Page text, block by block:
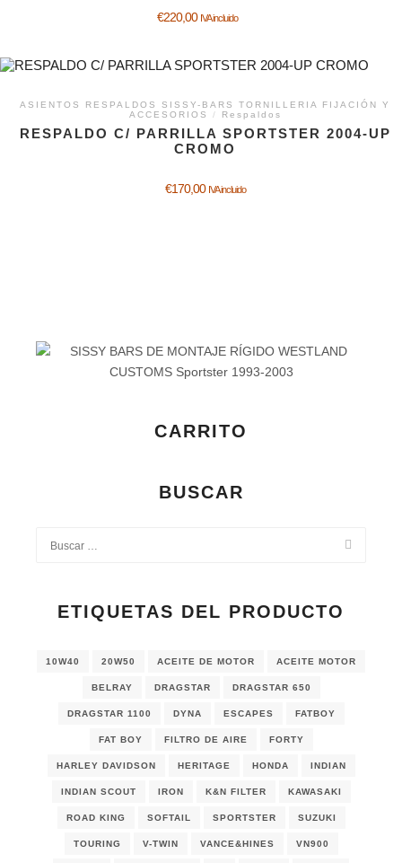
€220,00 IVA incluido
ASIENTOS RESPALDOS SISSY-BARS TORNILLERIA FIJACIÓN Y
ACCESORIOS
/ Respaldos
RESPALDO C/ PARRILLA SPORTSTER 2004-UP
CROMO
€170,00 IVA incluido
CARRITO
BUSCAR
ETIQUETAS DEL PRODUCTO
10W40 20W50 ACEITE DE MOTOR ACEITE MOTOR
BELRAY DRAGSTAR DRAGSTAR 650
DRAGSTAR 1100 DYNA ESCAPES FATBOY
FAT BOY FILTRO DE AIRE FORTY
HARLEY DAVIDSON HERITAGE HONDA INDIAN
INDIAN SCOUT IRON K&N FILTER KAWASAKI
ROAD KING SOFTAIL SPORTSTER SUZUKI
TOURING V-TWIN VANCE&HINES VN900